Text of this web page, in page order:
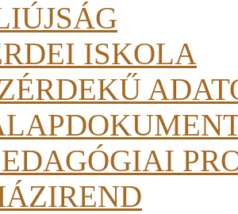
ISKOLA